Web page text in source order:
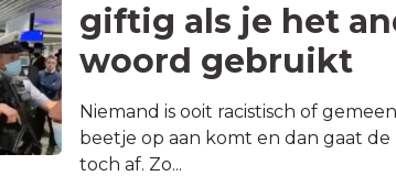
giftig als je het
woord gebruikt
Niemand is ooit racistisch of
beetje op aan komt en dan gaat de
toch af. Zo...